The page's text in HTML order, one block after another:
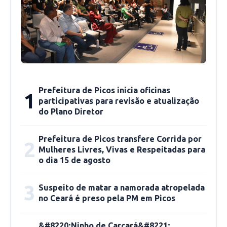
entre outros.
O Ministério das Cidades autorizou, ainda, a
construção de 132 moradias voltadas para
modalidade permite que as próprias entidades
sejam responsáveis pela execução das obras,
Também foram autorizadas contratações de
900 unidades pelo (Fundo Nacional de
Habitação de Interesse Social (FNHIS) que visa
atender famílias em situação de vulnerabilidade
habitantes. Alguns dos contemplados foram:
1
Prefeitura de Picos inicia oficinas
participativas para revisão e atualização
do Plano Diretor
2 Prefeitura de Picos transfere Corrida por
Mulheres Livres, Vivas e Respeitadas para
o dia 15 de agosto
3 Suspeito de matar a namorada atropelada
no Ceará é preso pela PM em Picos